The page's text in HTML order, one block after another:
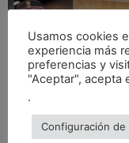
Usamos cookies
experiencia más
preferencias y
"Aceptar", acepta
.
Configuración de